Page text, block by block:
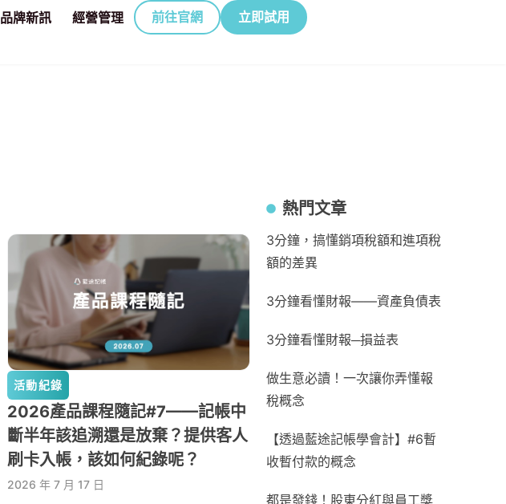
品牌新訊 經營管理 前往官網 立即試用
活動紀錄
2026產品課程隨記#7——記帳中
斷半年該追溯還是放棄？提供客人
刷卡入帳，該如何紀錄呢？
2026 年 7 月 17 日
熱門文章
3分鐘，搞懂銷項稅額和進項稅
額的差異
3分鐘看懂財報——資產負債表
3分鐘看懂財報─損益表
做生意必讀！一次讓你弄懂報
稅概念
【透過藍途記帳學會計】#6暫
收暫付款的概念
都是發錢！股東分紅與員工獎